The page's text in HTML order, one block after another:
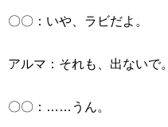
〇〇：いや、ラビだよ。
アルマ：それも、出ないで。
〇〇：……うん。